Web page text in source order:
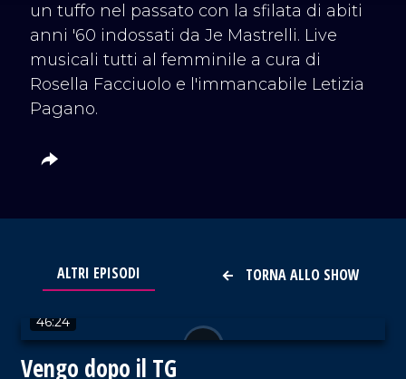
un tuffo nel passato con la sfilata di abiti
anni '60 indossati da Je Mastrelli. Live
musicali tutti al femminile a cura di
Rosella Facciuolo e l'immancabile Letizia
Pagano.
TORNA ALLO SHOW
ALTRI EPISODI
46:24
Vengo dopo il TG
VAI AL TITOLO